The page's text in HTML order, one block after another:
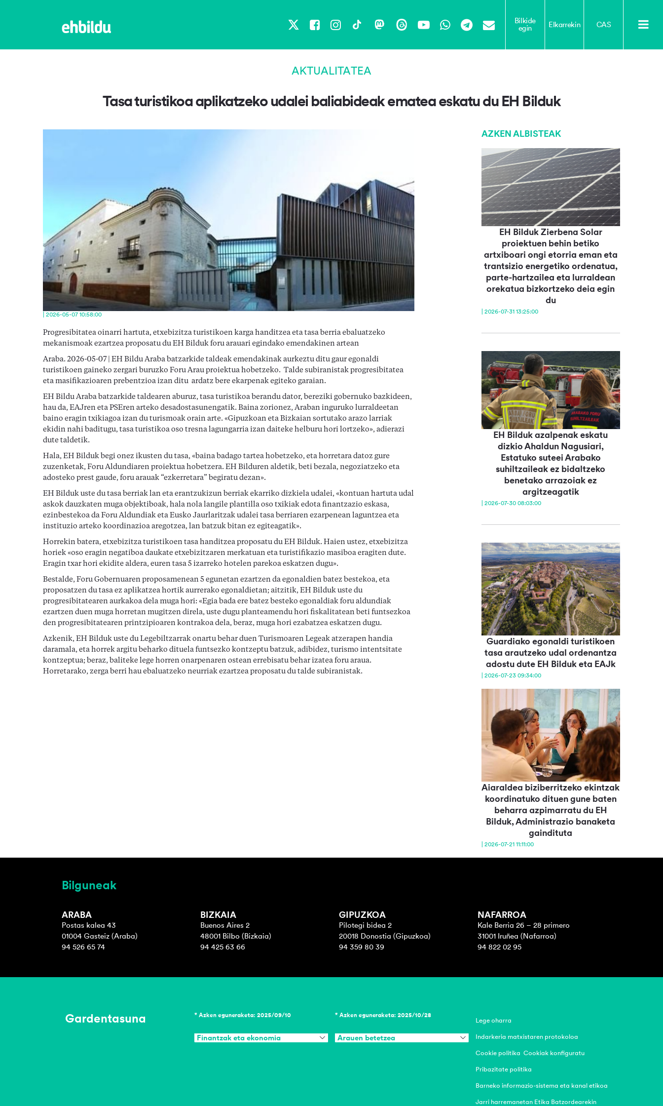
X Facebook
Instagram
TikTokMastodon
ThreadsYouTubeWhatsApp
Telegram
Email
Bilkide
egin
Elkarrekin CAS
AKTUALITATEA
Tasa turistikoa aplikatzeko udalei baliabideak ematea eskatu du EH Bilduk
| 2026-05-07 10:58:00
Progresibitatea oinarri hartuta, etxebizitza turistikoen karga handitzea eta tasa berria ebaluatzeko
mekanismoak ezartzea proposatu du EH Bilduk foru arauari egindako emendakinen artean
Araba. 2026-05-07 | EH Bildu Araba batzarkide taldeak emendakinak aurkeztu ditu gaur egonaldi
turistikoen gaineko zergari buruzko Foru Arau proiektua hobetzeko. Talde subiranistak progresibitatea
eta masifikazioaren prebentzioa izan ditu ardatz bere ekarpenak egiteko garaian.
EH Bildu Araba batzarkide taldearen aburuz, tasa turistikoa berandu dator, bereziki gobernuko bazkideen,
hau da, EAJren eta PSEren arteko desadostasunengatik. Baina zorionez, Araban inguruko lurraldeetan
baino eragin txikiagoa izan du turismoak orain arte. «Gipuzkoan eta Bizkaian sortutako arazo larriak
ekidin nahi baditugu, tasa turistikoa oso tresna lagungarria izan daiteke helburu hori lortzeko», adierazi
dute taldetik.
Hala, EH Bilduk begi onez ikusten du tasa, «baina badago tartea hobetzeko, eta horretara datoz gure
zuzenketak, Foru Aldundiaren proiektua hobetzera. EH Bilduren aldetik, beti bezala, negoziatzeko eta
adosteko prest gaude, foru arauak “ezkerretara” begiratu dezan».
EH Bilduk uste du tasa berriak lan eta erantzukizun berriak ekarriko dizkiela udalei, «kontuan hartuta udal
askok dauzkaten muga objektiboak, hala nola langile plantilla oso txikiak edota finantzazio eskasa,
ezinbestekoa da Foru Aldundiak eta Eusko Jaurlaritzak udalei tasa berriaren ezarpenean laguntzea eta
instituzio arteko koordinazioa aregotzea, lan batzuk bitan ez egiteagatik».
Horrekin batera, etxebizitza turistikoen tasa handitzea proposatu du EH Bilduk. Haien ustez, etxebizitza
horiek «oso eragin negatiboa daukate etxebizitzaren merkatuan eta turistifikazio masiboa eragiten dute.
Eragin txar hori ekidite aldera, euren tasa 5 izarreko hotelen parekoa eskatzen dugu».
Bestalde, Foru Gobernuaren proposamenean 5 egunetan ezartzen da egonaldien batez bestekoa, eta
proposatzen du tasa ez aplikatzea hortik aurrerako egonaldietan; aitzitik, EH Bilduk uste du
progresibitatearen aurkakoa dela muga hori: «Egia bada ere batez besteko egonaldiak foru aldundiak
ezartzen duen muga horretan mugitzen direla, uste dugu planteamendu hori fiskalitatean beti funtsezkoa
den progresibitatearen printzipioaren kontrakoa dela, beraz, muga hori ezabatzea eskatzen dugu.
Azkenik, EH Bilduk uste du Legebiltzarrak onartu behar duen Turismoaren Legeak atzerapen handia
daramala, eta horrek argitu beharko dituela funtsezko kontzeptu batzuk, adibidez, turismo intentsitate
kontzeptua; beraz, baliteke lege horren onarpenaren ostean errebisatu behar izatea foru araua.
Horretarako, zerga berri hau ebaluatzeko neurriak ezartzea proposatu du talde subiranistak.
AZKEN ALBISTEAK
EH Bilduk Zierbena Solar
proiektuen behin betiko
artxiboari ongi etorria eman eta
trantsizio energetiko ordenatua,
parte-hartzailea eta lurraldean
orekatua bizkortzeko deia egin
du
| 2026-07-31 13:25:00
EH Bilduk azalpenak eskatu
dizkio Ahaldun Nagusiari,
Estatuko suteei Arabako
suhiltzaileak ez bidaltzeko
benetako arrazoiak ez
argitzeagatik
| 2026-07-30 08:03:00
Guardiako egonaldi turistikoen
tasa arautzeko udal ordenantza
adostu dute EH Bilduk eta EAJk
| 2026-07-23 09:34:00
Aiaraldea biziberritzeko ekintzak
koordinatuko dituen gune baten
beharra azpimarratu du EH
Bilduk, Administrazio banaketa
gaindituta
| 2026-07-21 11:11:00
Bilguneak
ARABA
Postas kalea 43
01004 Gasteiz (Araba)
94 526 65 74
BIZKAIA
Buenos Aires 2
48001 Bilbo (Bizkaia)
94 425 63 66
GIPUZKOA
Pilotegi bidea 2
20018 Donostia (Gipuzkoa)
94 359 80 39
NAFARROA
Kale Berria 26 – 28 primero
31001 Iruñea (Nafarroa)
94 822 02 95
Gardentasuna * Azken eguneraketa: 2025/09/10
Finantzak eta ekonomia
* Azken eguneraketa: 2025/10/28
Arauen betetzea
Lege oharra
Indarkeria matxistaren protokoloa
Cookie politika Cookiak konfiguratu
Pribazitate politika
Barneko informazio-sistema eta kanal etikoa
Jarri harremanetan Etika Batzordearekin